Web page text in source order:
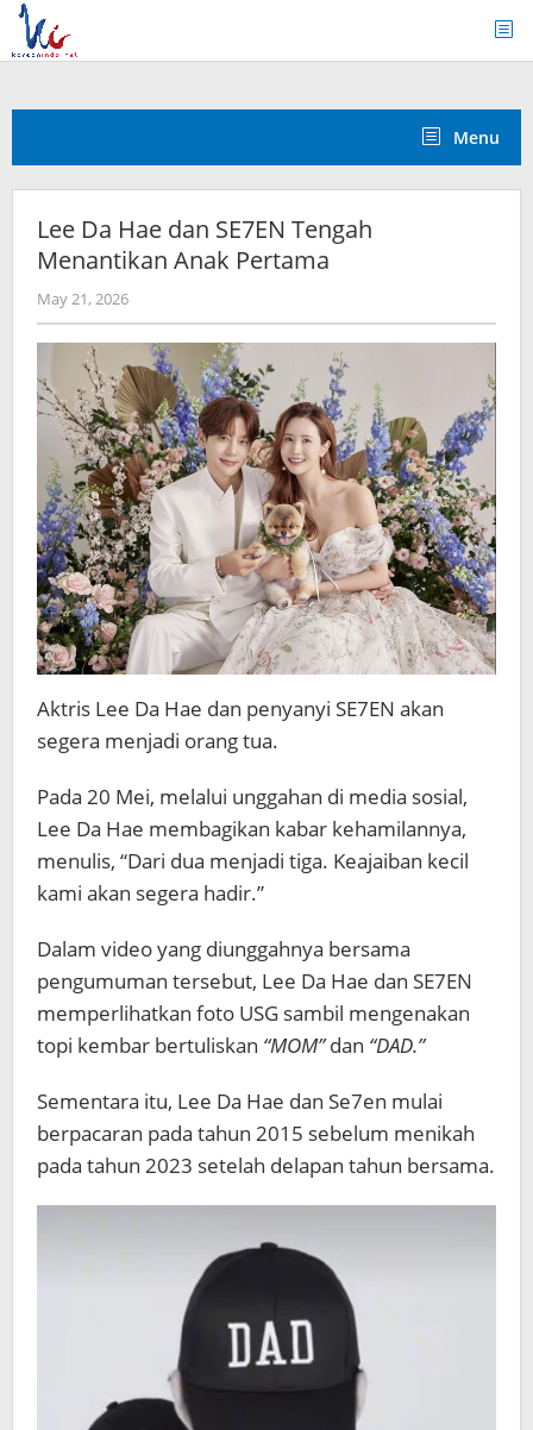
Skip
content
Menu
Lee Da Hae dan SE7EN Tengah
Menantikan Anak Pertama
May 21, 2026by
wndwnrt
Aktris Lee Da Hae dan penyanyi SE7EN akan
segera menjadi orang tua.
Pada 20 Mei, melalui unggahan di media sosial,
Lee Da Hae membagikan kabar kehamilannya,
menulis, “Dari dua menjadi tiga. Keajaiban kecil
kami akan segera hadir.”
Dalam video yang diunggahnya bersama
pengumuman tersebut, Lee Da Hae dan SE7EN
memperlihatkan foto USG sambil mengenakan
topi kembar bertuliskan “MOM”dan “DAD.”
Sementara itu, Lee Da Hae dan Se7en mulai
berpacaran pada tahun 2015 sebelum menikah
pada tahun 2023 setelah delapan tahun bersama.